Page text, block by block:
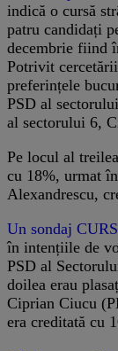
indică o cursă
patru candidați
decembrie fiind
Potrivit
preferințele
PSD al
al sectorului 6,
Pe locul al
cu 18%, urmat
Alexandrescu,
Un sondaj
în intențiile de
PSD al
doilea erau
Ciprian Ciucu
era creditată cu